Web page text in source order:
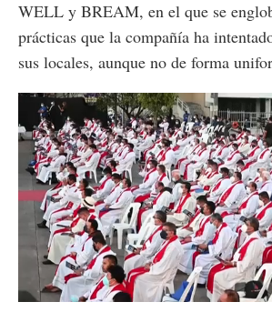
WELL y BREAM, en el que se
prácticas que la compañía ha
sus locales, aunque no de forma
Unmute Loaded:
44.87%